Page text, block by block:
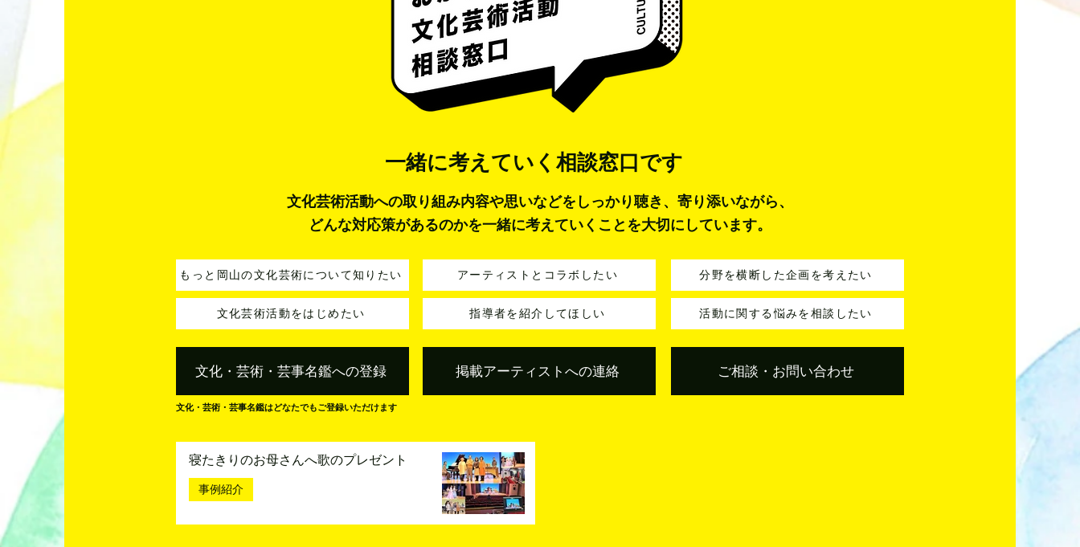
一緒に考えていく 相談窓口です
文化芸術活動への取り組み内容や思いなどをしっかり聴き、寄り添いながら、
どんな対応策があるのかを一緒に考えていくことを大切にしています。
もっと岡山の文化芸術について知りたい
文化芸術活動をはじめたい
アーティストとコラボしたい
指導者を紹介してほしい
分野を横断した企画を考えたい
活動に関する悩みを相談したい
文化・芸術・芸事名鑑への登録 掲載アーティストへの連絡 ご相談・お問い合わせ
文化・芸術・芸事名鑑はどなたでもご登録いただけます
寝たきりのお母さんへ歌のプレゼント
事例紹介